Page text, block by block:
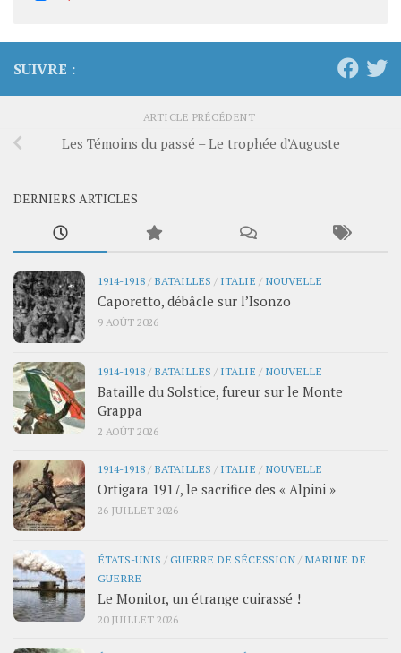
SUIVRE :
ARTICLE PRÉCÉDENT
Les Témoins du passé – Le trophée d’Auguste
DERNIERS ARTICLES
1914-1918 / BATAILLES / ITALIE / NOUVELLE
Caporetto, débâcle sur l’Isonzo
9 AOÛT 2026
1914-1918 / BATAILLES / ITALIE / NOUVELLE
Bataille du Solstice, fureur sur le Monte
Grappa
2 AOÛT 2026
1914-1918 / BATAILLES / ITALIE / NOUVELLE
Ortigara 1917, le sacrifice des « Alpini »
26 JUILLET 2026
ÉTATS-UNIS /GUERRE DE SÉCESSION / MARINE DE
GUERRE
Le Monitor, un étrange cuirassé !
20 JUILLET 2026